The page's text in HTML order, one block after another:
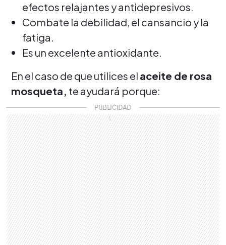
efectos relajantes y antidepresivos.
Combate la debilidad, el cansancio y la
fatiga.
Es un excelente antioxidante.
En el caso de que utilices el aceite de rosa
mosqueta, te ayudará porque: